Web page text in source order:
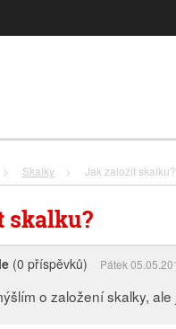
> Skalky > Jak založit skalku?
skalku?
(0 příspěvků) Pátek
o založení skalky,